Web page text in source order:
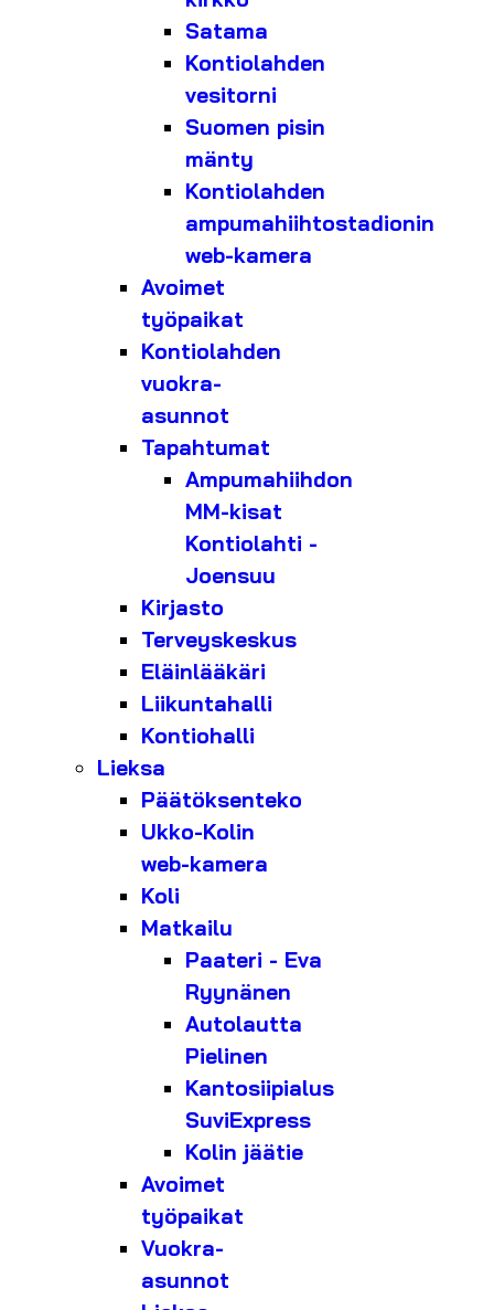
Satama
Kontiolahden
vesitorni
Suomen pisin
mänty
Kontiolahden
ampumahiihtostadionin
web-kamera
Avoimet
työpaikat
Kontiolahden
vuokra-
asunnot
Tapahtumat
Ampumahiihdon
MM-kisat
Kontiolahti -
Joensuu
Kirjasto
Terveyskeskus
Eläinlääkäri
Liikuntahalli
Kontiohalli
Lieksa
Päätöksenteko
Ukko-Kolin
web-kamera
Koli
Matkailu
Paateri - Eva
Ryynänen
Autolautta
Pielinen
Kantosiipialus
SuviExpress
Kolin jäätie
Avoimet
työpaikat
Vuokra-
asunnot